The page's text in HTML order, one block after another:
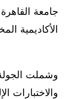
جامعة
الأكاديمية
وشملت
والاختبارات